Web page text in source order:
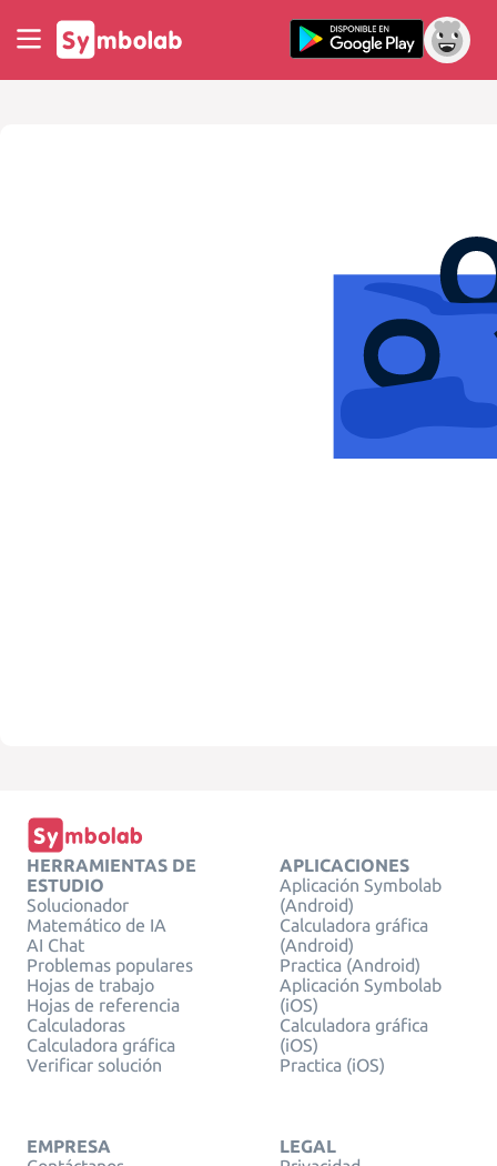
HERRAMIENTAS DE
ESTUDIO
Solucionador
Matemático de IA
AI Chat
Problemas populares
Hojas de trabajo
Hojas de referencia
Calculadoras
Calculadora gráfica
Verificar solución
APLICACIONES
Aplicación Symbolab
(Android)
Calculadora gráfica
(Android)
Practica (Android)
Aplicación Symbolab
(iOS)
Calculadora gráfica
(iOS)
Practica (iOS)
EMPRESA
LEGAL